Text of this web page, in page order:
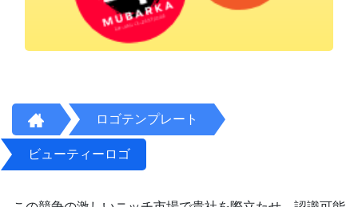
ロゴテンプレート
ビューティーロゴ